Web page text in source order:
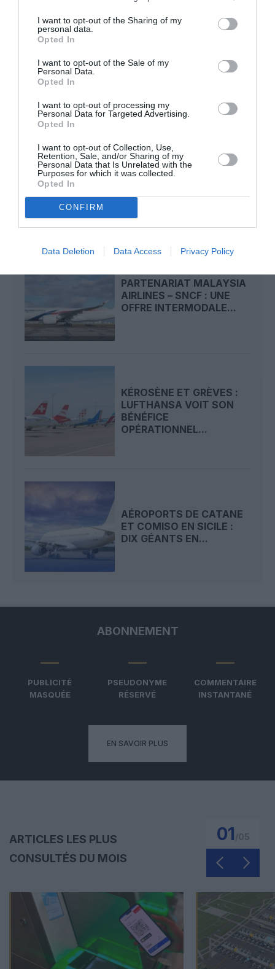
I want to opt-out of the Sharing of my
personal data.
Opted In
I want to opt-out of the Sale of my
Personal Data.
Opted In
I want to opt-out of processing my
Personal Data for Targeted Advertising.
Opted In
I want to opt-out of Collection, Use,
Retention, Sale, and/or Sharing of my
Personal Data that Is Unrelated with the
Purposes for which it was collected.
Opted In
CONFIRM
Data Deletion Data Access Privacy Policy
19 h 23 sans escale : le Boeing 777F de National
Airlines relie l’Écosse à l’Australie
Le Monégasque du sud de la France
:
Aéroports du Maroc : la carte d’embarquement passe
au tout numérique avec Pax Check
Lufthansa Group
LIRE AUSSI
PARTENARIAT MALAYSIA
AIRLINES – SNCF : UNE
OFFRE INTERMODALE...
KÉROSÈNE ET GRÈVES :
LUFTHANSA VOIT SON
BÉNÉFICE
OPÉRATIONNEL...
AÉROPORTS DE CATANE
ET COMISO EN SICILE :
DIX GÉANTS EN...
ABONNEMENT
PUBLICITÉ
MASQUÉE
PSEUDONYME
RÉSERVÉ
COMMENTAIRE
INSTANTANÉ
EN SAVOIR PLUS
ARTICLES LES PLUS
CONSULTÉS DU MOIS
01